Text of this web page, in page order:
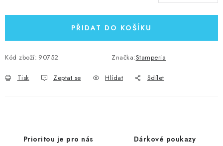
PŘIDAT DO KOŠÍKU
Kód zboží: 90752 Značka:Stamperia
Tisk Zeptat se Hlídat Sdílet
Prioritou je pro nás Dárkové poukazy